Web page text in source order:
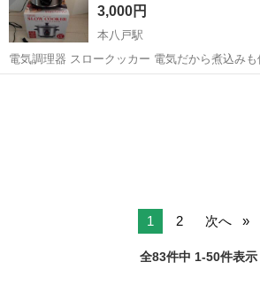
3,000円
本八戸駅
電気調理器 スロークッカー 電気だから煮込みも優
の一人暮らし用に購入しましたが、未使用です
1 2 次へ
全83件中 1-50件表示